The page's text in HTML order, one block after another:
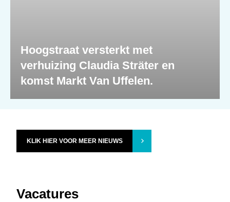
Hoogstraat versterkt met
verhuizing Claudia Sträter en
komst Markt Van Uffelen.
KLIK HIER VOOR MEER NIEUWS
Vacatures